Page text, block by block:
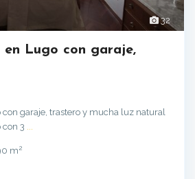
32
en Lugo con garaje,
con garaje, trastero y mucha luz natural
con 3 ...
m2